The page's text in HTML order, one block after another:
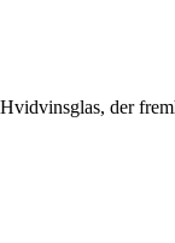
Hvidvinsglas, der